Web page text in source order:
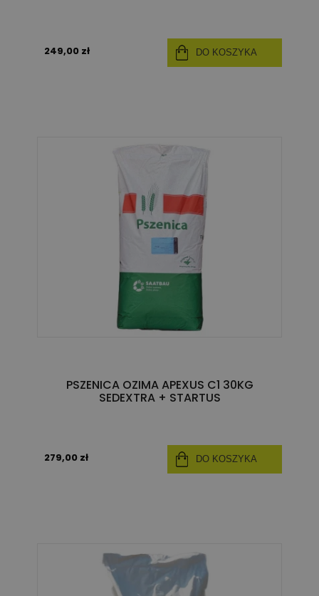
249,00 zł DO KOSZYKA
PSZENICA OZIMA APEXUS C1 30KG
SEDEXTRA + STARTUS
279,00 zł DO KOSZYKA